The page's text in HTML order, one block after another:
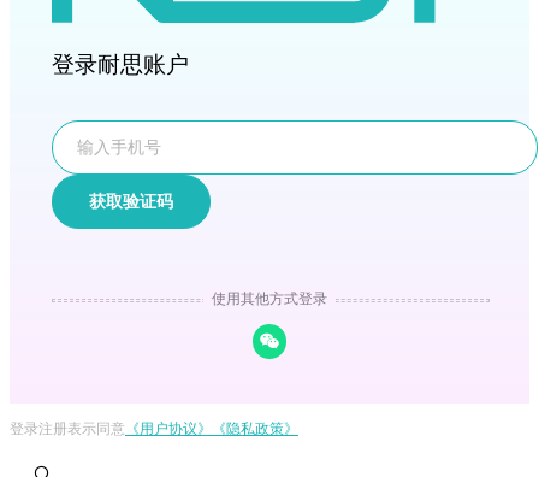
登录耐思账户
获取验证码
使用其他方式登录
登录注册表示同意 《用户协议》 《隐私政策》